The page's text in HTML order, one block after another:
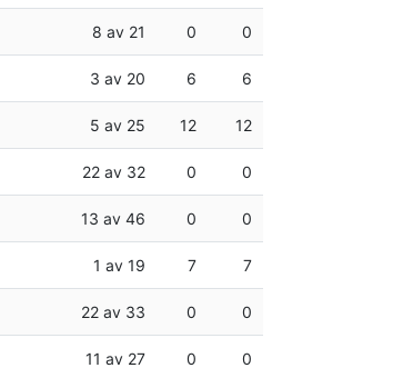
8 av 21 0 0
3 av 20 6 6
5 av 25 12 12
22 av 32 0 0
13 av 46 0 0
1 av 19 7 7
22 av 33 0 0
11 av 27 0 0